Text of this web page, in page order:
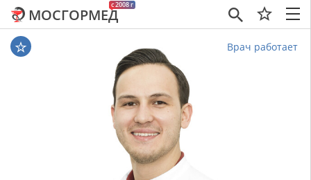
×
c 2008 г
МОСГОРМЕД
Врач работает